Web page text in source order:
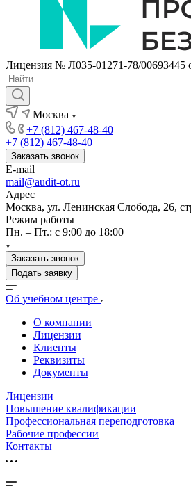
Лицензия № Л035-01271-78/00693445
Москва
+7 (812) 467-48-40
+7 (812) 467-48-40
Заказать звонок
E-mail
mail@audit-ot.ru
Адрес
Москва, ул. Ленинская Слобода, 26,
Режим работы
Пн. – Пт.: с 9:00 до 18:00
Заказать звонок
Подать заявку
Об учебном центре
О компании
Лицензии
Клиенты
Реквизиты
Документы
Лицензии
Повышение квалификации
Профессиональная переподготовка
Рабочие профессии
Контакты